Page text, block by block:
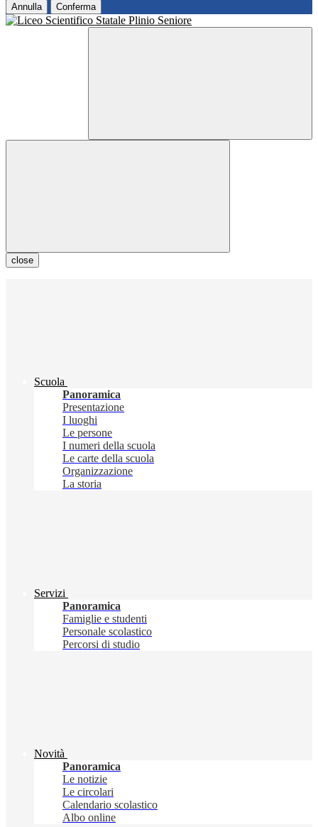
Annulla Conferma
close
Scuola
Panoramica
Presentazione
I luoghi
Le persone
I numeri della scuola
Le carte della scuola
Organizzazione
La storia
Servizi
Panoramica
Famiglie e studenti
Personale scolastico
Percorsi di studio
Novità
Panoramica
Le notizie
Le circolari
Calendario scolastico
Albo online